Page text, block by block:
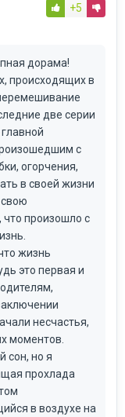
+5
дорама!
происходящих в
две серии
с
огорчения,
в своей жизни
что произошло с
жизнь
это первая и
несчастья,
моментов.
сон, но я
прохлада
в воздухе на